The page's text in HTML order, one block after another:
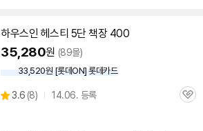
하우스인 헤스티 5단책장400
35,280원 (89몰)
33,520원 [롯데ON] 롯데카드
별
3.6 (상
8) 14.06. 등록
관